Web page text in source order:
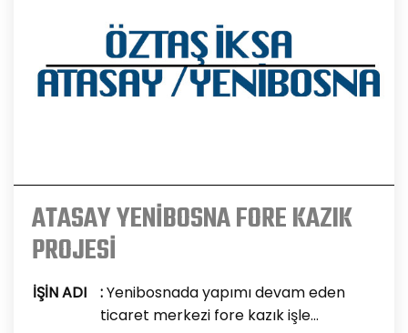
ATASAY YENİBOSNA FORE KAZIK
PROJESİ
İŞİN ADI :Yenibosnada yapımı devam eden
ticaret merkezi fore kazık işle...